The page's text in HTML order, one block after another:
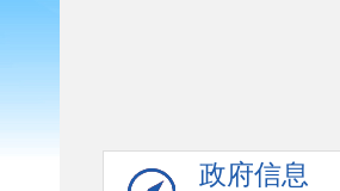
政府信息